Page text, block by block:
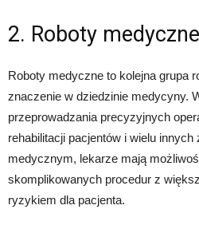
2. Roboty medyczne
Roboty medyczne to kolejna grupa
znaczenie w dziedzinie medycyny.
przeprowadzania precyzyjnych
rehabilitacji pacjentów i wielu
medycznym, lekarze mają
skomplikowanych procedur z
ryzykiem dla pacjenta.